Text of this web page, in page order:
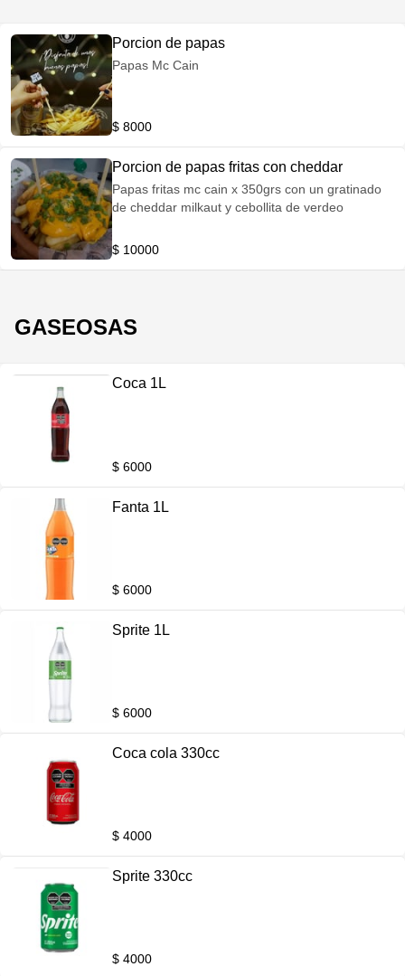
Porcion de papas
Papas Mc Cain
$ 8000
Porcion de papas fritas con cheddar
Papas fritas mc cain x 350grs con un gratinado
de cheddar milkaut y cebollita de verdeo
$ 10000
GASEOSAS
Coca 1L
$ 6000
Fanta 1L
$ 6000
Sprite 1L
$ 6000
Coca cola 330cc
$ 4000
Sprite 330cc
$ 4000